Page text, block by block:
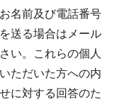
名前及び電話番号
送る場合はメール
い。これらの個人
ただいた方への内
に対する回答のた